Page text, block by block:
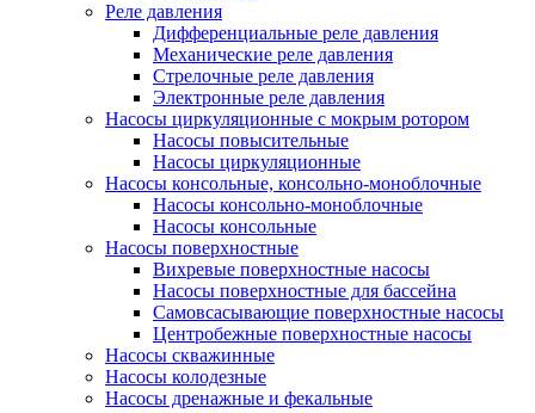
Реле давления
Дифференциальные реле давления
Механические реле давления
Стрелочные реле давления
Электронные реле давления
Насосы циркуляционные с мокрым ротором
Насосы повысительные
Насосы циркуляционные
Насосы консольные, консольно-моноблочные
Насосы консольно-моноблочные
Насосы консольные
Насосы поверхностные
Вихревые поверхностные насосы
Насосы поверхностные для бассейна
Самовсасывающие поверхностные насосы
Центробежные поверхностные насосы
Насосы скважинные
Насосы колодезные
Насосы дренажные и фекальные